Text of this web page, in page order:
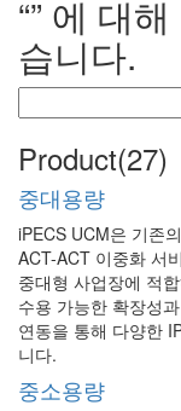
“” 에 대해
습니다.
Product(27)
중대용량
iPECS UCM은 기존
ACT-ACT 이중화 서
중대형 사업장에 적
수용 가능한 확장성
연동을 통해 다양한
니다.
중소용량